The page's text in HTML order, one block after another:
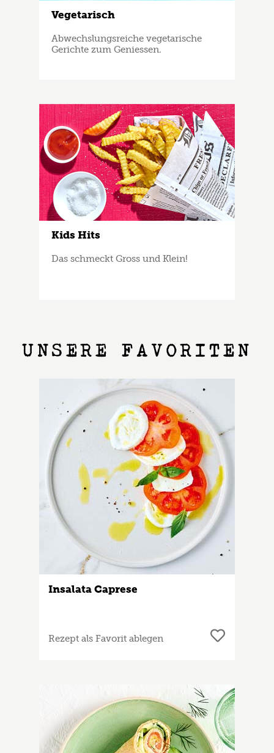
Vegetarisch
Abwechslungsreiche vegetarische
Gerichte zum Geniessen.
Kids Hits
Das schmeckt Gross und Klein!
UNSERE FAVORITEN
Insalata Caprese
Rezept als Favorit ablegen